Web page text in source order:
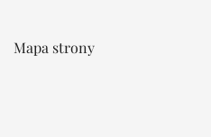
Mapa strony